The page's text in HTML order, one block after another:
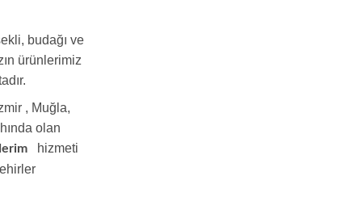
budağı ve
ürünlerimiz
, Muğla,
olan
hizmeti